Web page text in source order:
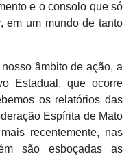
e o consolo que só
em um mundo de tanto
âmbito de ação, a
Estadual, que ocorre
os relatórios das
Espírita de Mato
recentemente, nas
são esboçadas as